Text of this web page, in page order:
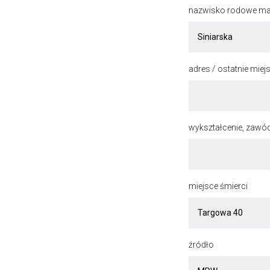
nazwisko rodowe
adres / ostatnie
wykształcenie,
miejsce śmierci
źródło